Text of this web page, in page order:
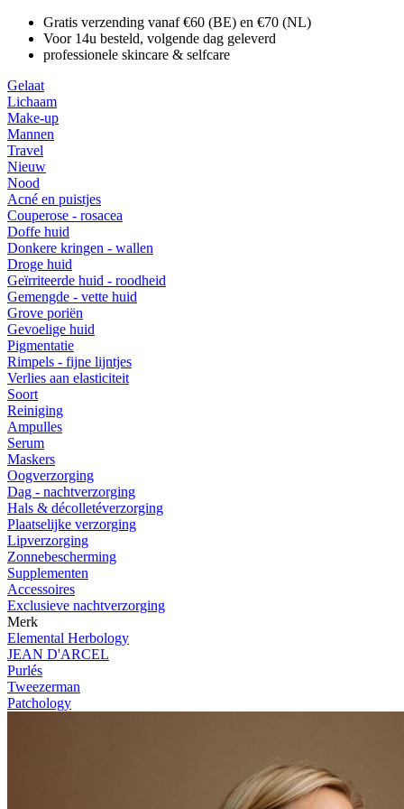
Gratis verzending vanaf €60 (BE) en €70 (NL)
Voor 14u besteld, volgende dag geleverd
professionele skincare & selfcare
Gelaat
Lichaam
Make-up
Mannen
Travel
Nieuw
Nood
Acné en puistjes
Couperose - rosacea
Doffe huid
Donkere kringen - wallen
Droge huid
Geïrriteerde huid - roodheid
Gemengde - vette huid
Grove poriën
Gevoelige huid
Pigmentatie
Rimpels - fijne lijntjes
Verlies aan elasticiteit
Soort
Reiniging
Ampulles
Serum
Maskers
Oogverzorging
Dag - nachtverzorging
Hals & décolletéverzorging
Plaatselijke verzorging
Lipverzorging
Zonnebescherming
Supplementen
Accessoires
Exclusieve nachtverzorging
Merk
Elemental Herbology
JEAN D'ARCEL
Purlés
Tweezerman
Patchology